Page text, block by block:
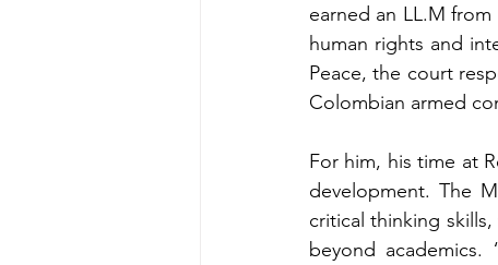
earned an LL.M
human rights and
Peace, the court
Colombian armed
For him, his time at
development. The
critical thinking
beyond